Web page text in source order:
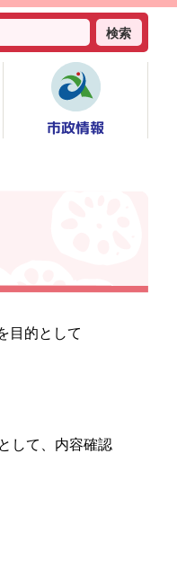
検索
市政情報
目的として
して、内容確認